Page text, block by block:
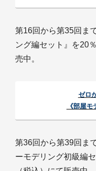
第16回から第35回ま
ング編セット』を20
売中。
ゼロ
《部屋モ
第36回から第39回ま
ーモデリング初級編